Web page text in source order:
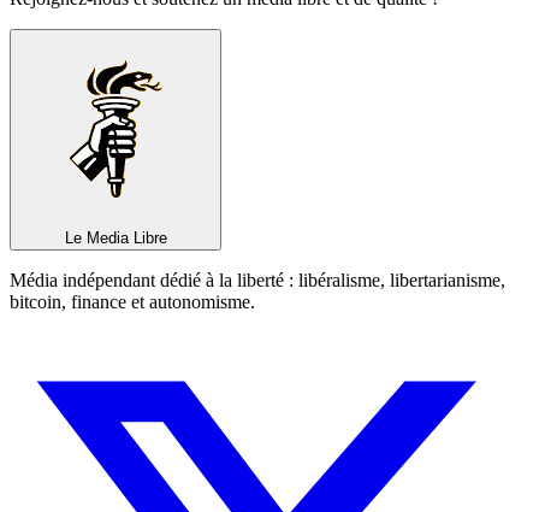
Le Media Libre
Média indépendant dédié à la liberté : libéralisme, libertarianisme,
bitcoin, finance et autonomisme.